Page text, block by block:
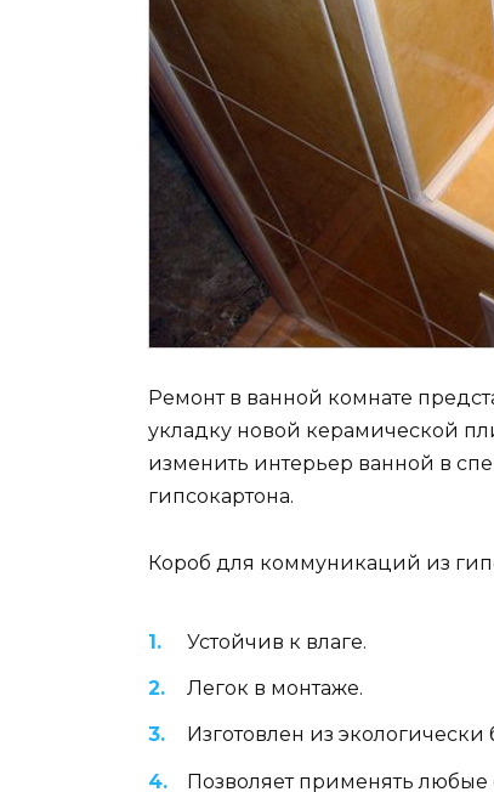
Ремонт в ванной комнате
укладку новой керамической
изменить интерьер ванной в
гипсокартона.
Короб для коммуникаций из
Устойчив к влаге.
Легок в монтаже.
Изготовлен из
Позволяет применять любые